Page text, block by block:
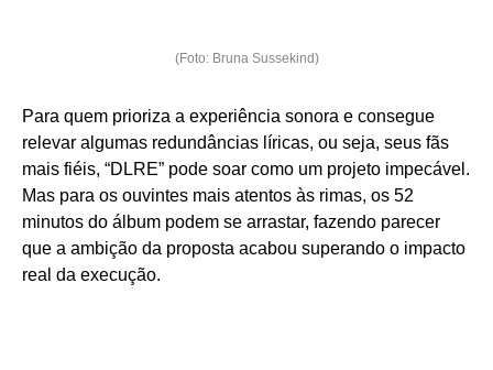
(Foto: Bruna Sussekind)
Para quem prioriza a experiência sonora e consegue
relevar algumas redundâncias líricas, ou seja, seus fãs
mais fiéis, “DLRE” pode soar como um projeto impecável.
Mas para os ouvintes mais atentos às rimas, os 52
minutos do álbum podem se arrastar, fazendo parecer
que a ambição da proposta acabou superando o impacto
real da execução.